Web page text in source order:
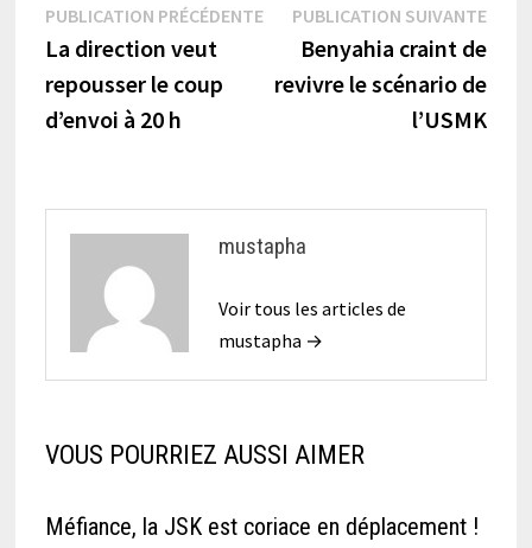
Navigation
de
l’article
PUBLICATION PRÉCÉDENTEPublication
précédente :
La direction veut
repousser le coup
d’envoi à 20 h
PUBLICATION SUIVANTE
Benyahia craint de
revivre le scénario de
l’USMK
mustapha
Voir tous les articles de
mustapha →
VOUS POURRIEZ AUSSI AIMER
Méfiance, la JSK est coriace en déplacement !